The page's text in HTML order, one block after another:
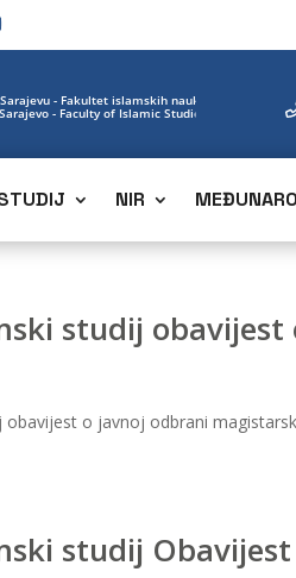
NIR
studij
o javnoj odbrani
studij